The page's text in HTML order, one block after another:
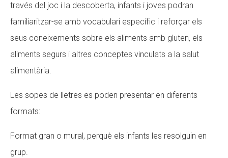
través del joc i la descoberta, infants i joves podran
familiaritzar-se amb vocabulari específic i reforçar els
seus coneixements sobre els aliments amb gluten, els
aliments segurs i altres conceptes vinculats a la salut
alimentària.
Les sopes de lletres es poden presentar en diferents
formats:
Format gran o mural, perquè els infants les resolguin en
grup.